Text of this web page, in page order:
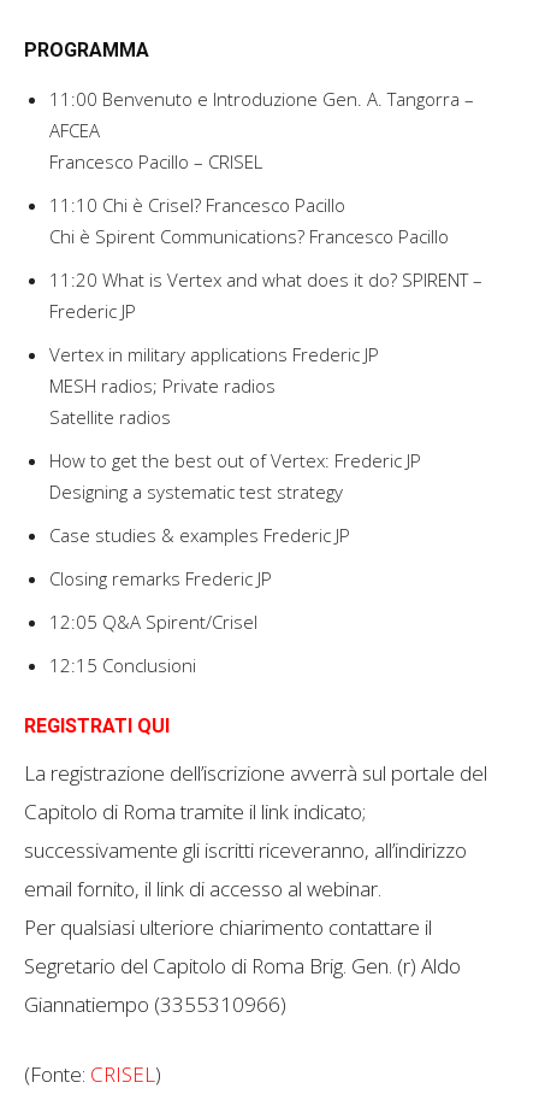
PROGRAMMA
11:00 Benvenuto e Introduzione Gen. A. Tangorra –
AFCEA
Francesco Pacillo – CRISEL
11:10 Chi è Crisel? Francesco Pacillo
Chi è Spirent Communications? Francesco Pacillo
11:20 What is Vertex and what does it do? SPIRENT –
Frederic JP
Vertex in military applications Frederic JP
MESH radios; Private radios
Satellite radios
How to get the best out of Vertex: Frederic JP
Designing a systematic test strategy
Case studies & examples Frederic JP
Closing remarks Frederic JP
12:05 Q&A Spirent/Crisel
12:15 Conclusioni
REGISTRATI QUI
La registrazione dell’iscrizione avverrà sul portale del
Capitolo di Roma tramite il link indicato;
successivamente gli iscritti riceveranno, all’indirizzo
email fornito, il link di accesso al webinar.
Per qualsiasi ulteriore chiarimento contattare il
Segretario del Capitolo di Roma Brig. Gen. (r) Aldo
Giannatiempo (3355310966)
(Fonte: CRISEL)